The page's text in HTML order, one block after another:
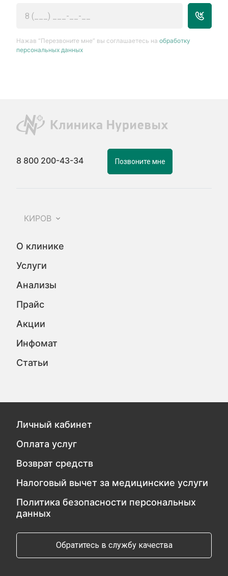
Нажав “Перезвоните мне” вы соглашаетесь наобработку
персональных данных
8 800 200-43-34 Позвоните мне
КИРОВ
О клинике
Услуги
Анализы
Прайс
Акции
Инфомат
Статьи
Личный кабинет
Оплата услуг
Возврат средств
Налоговый вычет за медицинские услуги
Политика безопасности персональных
данных
Обратитесь в службу качества